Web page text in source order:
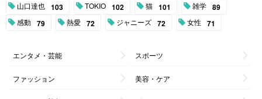
山口達也 103 TOKIO 102 猫 101 雑学 89
感動 79 熱愛 72 ジャニーズ 72 女性 71
エンタメ・芸能 スポーツ
ファッション 美容・ケア